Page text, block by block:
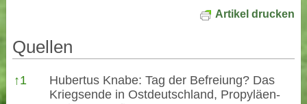
Artikel drucken
Quellen
Quellen
↑1
Hubertus Knabe: Tag der Befreiung? Das
Kriegsende in Ostdeutschland, Propyläen-